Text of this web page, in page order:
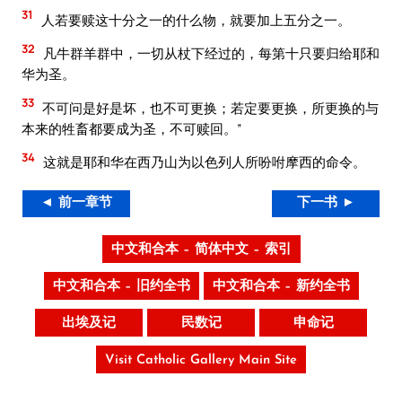
31 人若要赎这十分之一的什么物，就要加上五分之一。
32
凡牛群羊群中，一切从杖下经过的，每第十只要归给耶和
华为圣。
33 不可问是好是坏，也不可更换；若定要更换，所更换的与
本来的牲畜都要成为圣，不可赎回。”
34 这就是耶和华在西乃山为以色列人所吩咐摩西的命令。
◄ 前一章节 下一书 ►
中文和合本 – 简体中文 – 索引
中文和合本 – 旧约全书 中文和合本 – 新约全书
出埃及记 民数记 申命记
Visit Catholic Gallery Main Site